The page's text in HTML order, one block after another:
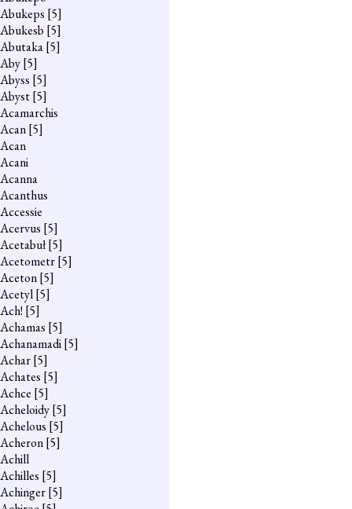
Abukeps [5]
Abukesb [5]
Abutaka[5]
Aby[5]
Abyss [5]
Abyst[5]
Acamarchis
Acan[5]
Acan
Acani
Acanna
Acanthus
Accessie
Acervus [5]
Acetabuł[5]
Acetometr[5]
Aceton[5]
Acetyl[5]
Ach! [5]
Achamas [5]
Achanamadi[5]
Achar[5]
Achates [5]
Achce [5]
Acheloidy[5]
Achelous [5]
Acheron[5]
Achill
Achilles [5]
Achinger[5]